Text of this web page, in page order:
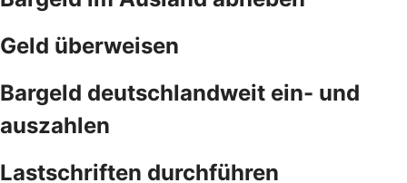
Geld überweisen
Bargeld deutschlandweit ein- und
auszahlen
Lastschriften durchführen